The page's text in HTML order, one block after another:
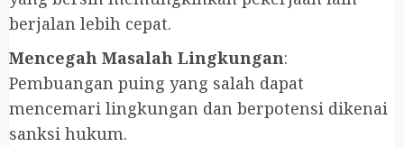
berjalan lebih cepat.
Mencegah Masalah Lingkungan:
Pembuangan puing yang salah dapat
mencemari lingkungan dan berpotensi dikenai
sanksi hukum.